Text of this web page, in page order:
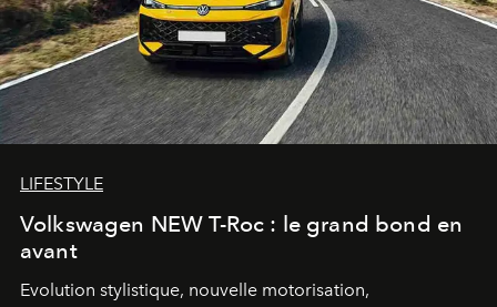
LIFESTYLE
Volkswagen NEW T-Roc : le grand bond en
avant
Evolution stylistique, nouvelle motorisation,